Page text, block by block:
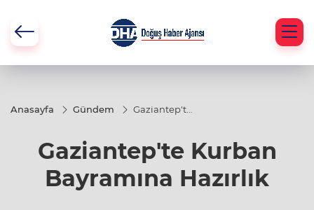
Anasayfa Gündem
Gaziantep'te
Hazırlık
Gaziantep'te Kurban
Bayramına Hazırlık